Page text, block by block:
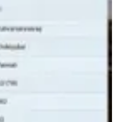
Onikişubat
m²·06.01.2026